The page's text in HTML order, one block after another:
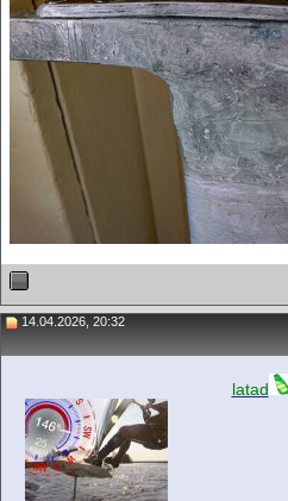
14.04.2026, 20:32
latad